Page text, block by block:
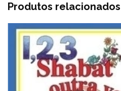
Produtos relacionados